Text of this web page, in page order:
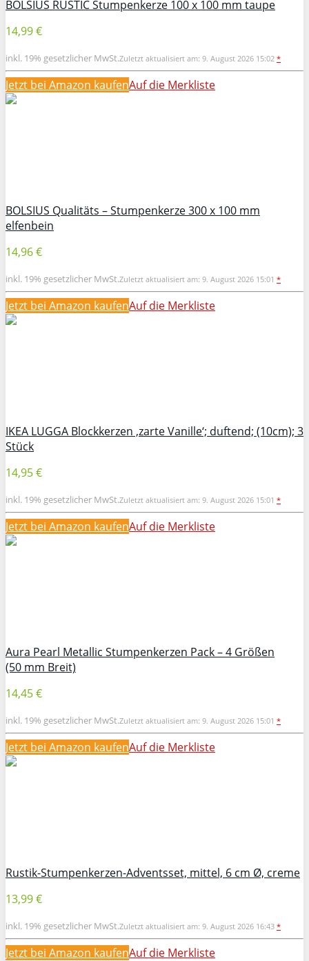
BOLSIUS RUSTIC Stumpenkerze 100 x 100 mm taupe
14,99 €
inkl. 19% gesetzlicher MwSt.Zuletzt aktualisiert am: 9. August 2026 15:02 *
Jetzt bei Amazon kaufenAuf die Merkliste
BOLSIUS Qualitäts – Stumpenkerze 300 x 100 mm
elfenbein
14,96 €
inkl. 19% gesetzlicher MwSt.Zuletzt aktualisiert am: 9. August 2026 15:01 *
Jetzt bei Amazon kaufenAuf die Merkliste
IKEA LUGGA Blockkerzen ‚zarte Vanille‘; duftend; (10cm); 3
Stück
14,95 €
inkl. 19% gesetzlicher MwSt.Zuletzt aktualisiert am: 9. August 2026 15:01 *
Jetzt bei Amazon kaufenAuf die Merkliste
Aura Pearl Metallic Stumpenkerzen Pack – 4 Größen
(50 mm Breit)
14,45 €
inkl. 19% gesetzlicher MwSt.Zuletzt aktualisiert am: 9. August 2026 15:01 *
Jetzt bei Amazon kaufenAuf die Merkliste
Rustik-Stumpenkerzen-Adventsset, mittel, 6 cm Ø, creme
13,99 €
inkl. 19% gesetzlicher MwSt.Zuletzt aktualisiert am: 9. August 2026 16:43 *
Jetzt bei Amazon kaufenAuf die Merkliste